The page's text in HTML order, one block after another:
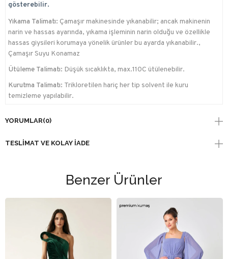
gösterebilir.
Yıkama Talimatı: Çamaşır makinesinde yıkanabilir; ancak makinenin
narin ve hassas ayarında, yıkama işleminin narin olduğu ve özellikle
hassas giysileri korumaya yönelik ürünler bu ayarda yıkanabilir.,
Çamaşır Suyu Konamaz
Ütüleme Talimatı: Düşük sıcaklıkta, max.110C ütülenebilir.
Kurutma Talimatı: Trikloretilen hariç her tip solvent ile kuru
temizleme yapılabilir.
YORUMLAR(0)
TESLIMAT VE KOLAY İADE
Benzer Ürünler